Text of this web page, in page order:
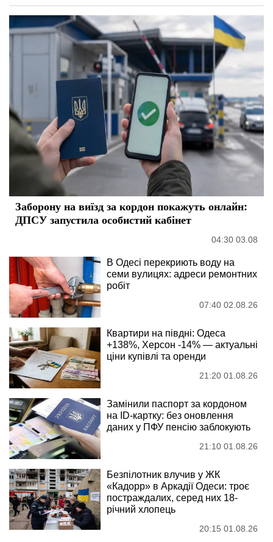
Заборону на виїзд за кордон покажуть онлайн:
ДПСУ запустила особистий кабінет
04:30 03.08
В Одесі перекриють воду на
семи вулицях: адреси ремонтних
робіт
07:40 02.08.26
Квартири на півдні: Одеса
+138%, Херсон -14% — актуальні
ціни купівлі та оренди
21:20 01.08.26
Замінили паспорт за кордоном
на ID-картку: без оновлення
даних у ПФУ пенсію заблокують
21:10 01.08.26
Безпілотник влучив у ЖК
«Кадорр» в Аркадії Одеси: троє
постраждалих, серед них 18-
річний хлопець
20:15 01.08.26